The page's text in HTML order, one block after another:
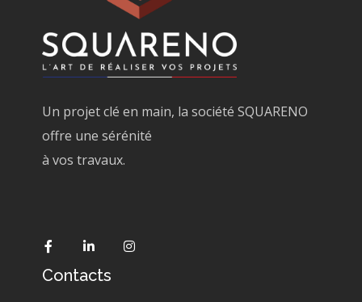
Un projet clé en main, la société SQUARENO
offre une sérénité
à vos travaux.
Contacts